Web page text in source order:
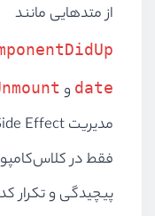
از متدهایی مانند
date و
فقط در
پیچیدگی و تکرار